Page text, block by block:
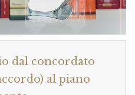
dal concordato
al piano